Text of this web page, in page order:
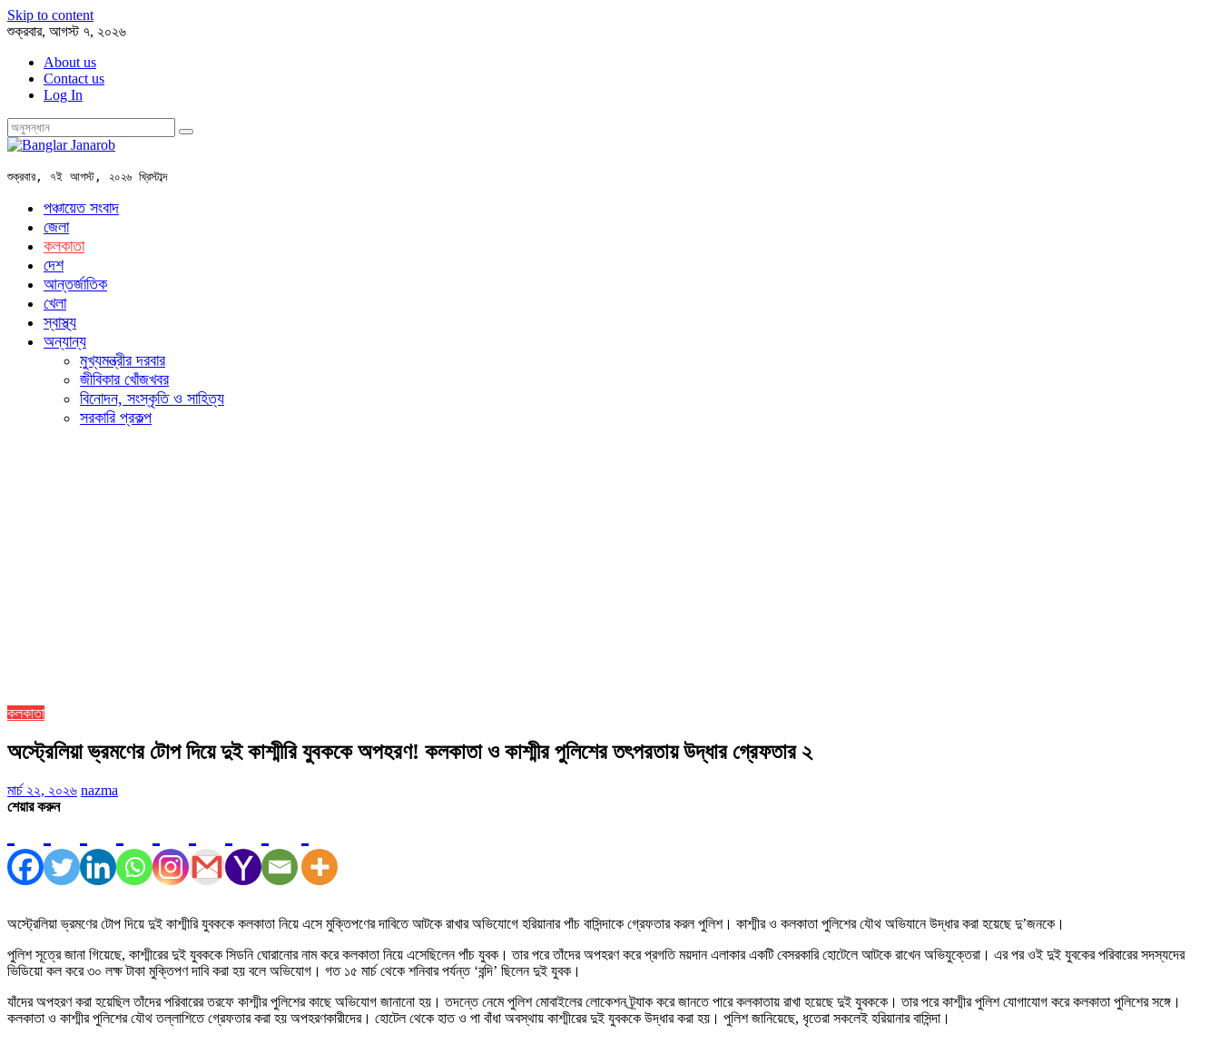
Skip to content
শুক্রবার, আগস্ট ৭, ২০২৬
About us
Contact us
Log In
শুক্রবার, ৭ই আগস্ট, ২০২৬ খ্রিস্টাব্দ
পঞ্চায়েত সংবাদ
জেলা
কলকাতা
দেশ
আন্তর্জাতিক
খেলা
স্বাস্থ্য
অন্যান্য
মুখ্যমন্ত্রীর দরবার
জীবিকার খোঁজখবর
বিনোদন, সংস্কৃতি ও সাহিত্য
সরকারি প্রকল্প
কলকাতা
অস্ট্রেলিয়া ভ্রমণের টোপ দিয়ে দুই কাশ্মীরি যুবককে অপহরণ! কলকাতা ও কাশ্মীর পুলিশের তৎপরতায় উদ্ধার গ্রেফতার ২
মার্চ ২২, ২০২৬ nazma
শেয়ার করুন
অস্ট্রেলিয়া ভ্রমণের টোপ দিয়ে দুই কাশ্মীরি যুবককে কলকাতা নিয়ে এসে মুক্তিপণের দাবিতে আটকে রাখার অভিযোগে হরিয়ানার পাঁচ বাসিন্দাকে গ্রেফতার করল পুলিশ। কাশ্মীর ও কলকাতা পুলিশের যৌথ অভিযানে উদ্ধার করা হয়েছে দু’জনকে।
পুলিশ সূত্রে জানা গিয়েছে, কাশ্মীরের দুই যুবককে সিডনি ঘোরানোর নাম করে কলকাতা নিয়ে এসেছিলেন পাঁচ যুবক। তার পরে তাঁদের অপহরণ করে প্রগতি ময়দান এলাকার একটি বেসরকারি হোটেলে আটকে রাখেন অভিযুক্তেরা। এর পর ওই দুই যুবকের পরিবারের সদস্যদের
ভিডিয়ো কল করে ৩০ লক্ষ টাকা মুক্তিপণ দাবি করা হয় বলে অভিযোগ। গত ১৫ মার্চ থেকে শনিবার পর্যন্ত ‘বন্দি’ ছিলেন দুই যুবক।
যাঁদের অপহরণ করা হয়েছিল তাঁদের পরিবারের তরফে কাশ্মীর পুলিশের কাছে অভিযোগ জানানো হয়। তদন্তে নেমে পুলিশ মোবাইলের লোকেশন ট্র্যাক করে জানতে পারে কলকাতায় রাখা হয়েছে দুই যুবককে। তার পরে কাশ্মীর পুলিশ যোগাযোগ করে কলকাতা পুলিশের সঙ্গে।
কলকাতা ও কাশ্মীর পুলিশের যৌথ তল্লাশিতে গ্রেফতার করা হয় অপহরণকারীদের। হোটেল থেকে হাত ও পা বাঁধা অবস্থায় কাশ্মীরের দুই যুবককে উদ্ধার করা হয়। পুলিশ জানিয়েছে, ধৃতেরা সকলেই হরিয়ানার বাসিন্দা।